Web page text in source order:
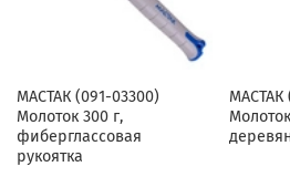
МАСТАК (091-03300)
Молоток 300 г,
фиберглассовая
рукоятка
МАСТАК